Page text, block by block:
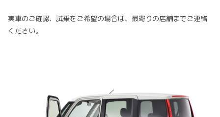
実車のご確認、試乗をご希望の場合は、最寄りの店舗までご連絡
ください。